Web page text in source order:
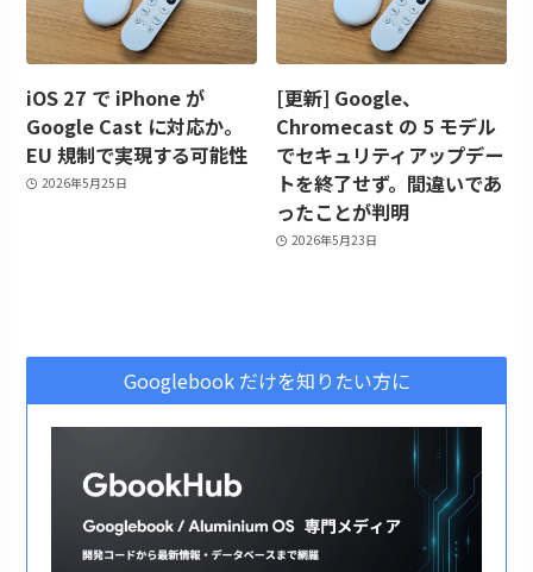
iOS 27 で iPhone が
Google Cast に対応か。
EU 規制で実現する可能性
2026年5月25日
[更新] Google、
Chromecast の 5 モデル
でセキュリティアップデー
トを終了せず。間違いであ
ったことが判明
2026年5月23日
Googlebook だけを知りたい方に